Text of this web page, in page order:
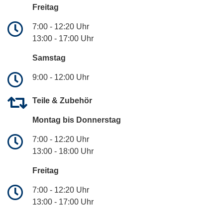
Freitag
7:00 - 12:20 Uhr
13:00 - 17:00 Uhr
Samstag
9:00 - 12:00 Uhr
Teile & Zubehör
Montag bis Donnerstag
7:00 - 12:20 Uhr
13:00 - 18:00 Uhr
Freitag
7:00 - 12:20 Uhr
13:00 - 17:00 Uhr